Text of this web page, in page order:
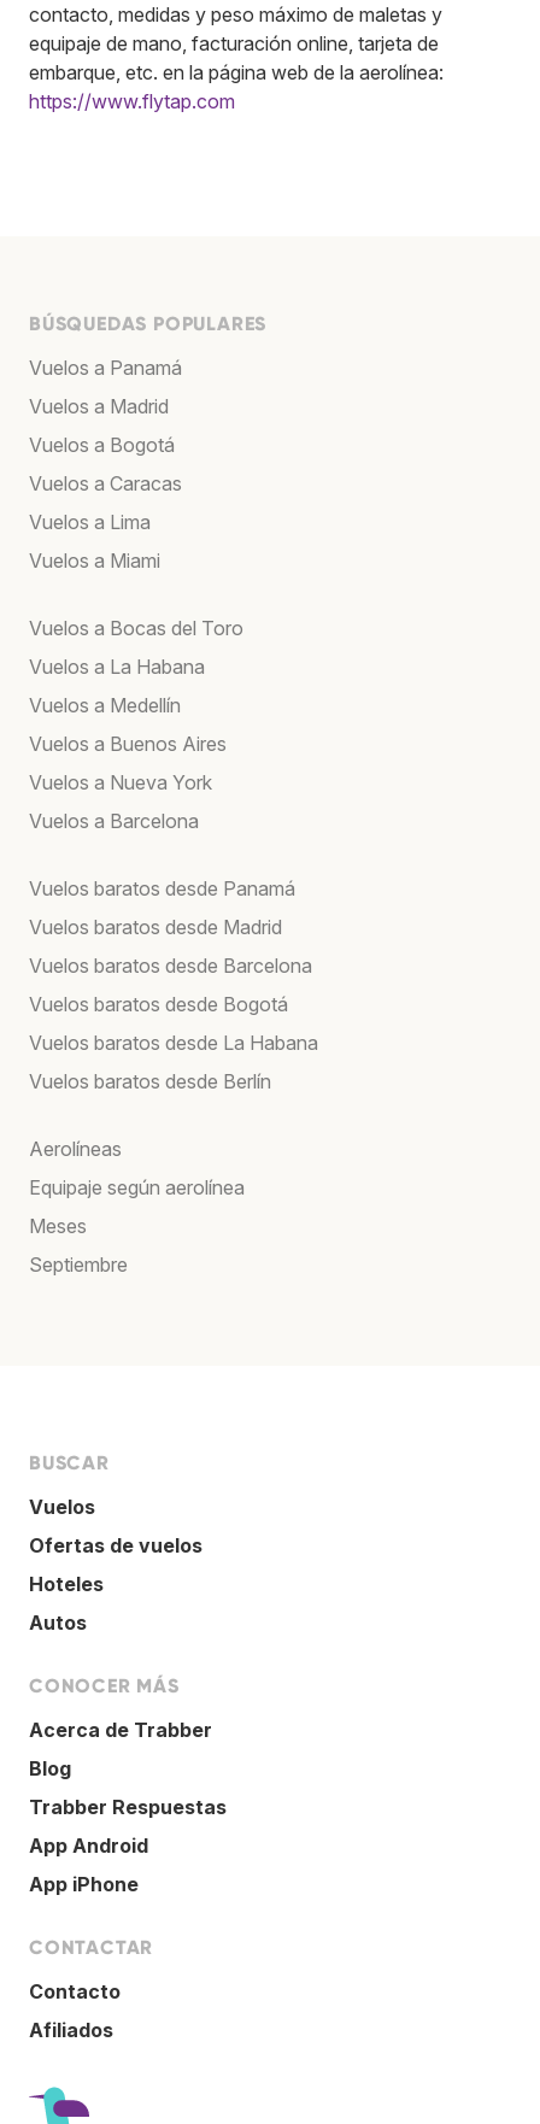
contacto, medidas y peso máximo de maletas y
equipaje de mano, facturación online, tarjeta de
embarque, etc. en la página web de la aerolínea:
https://www.flytap.com
BÚSQUEDAS POPULARES
Vuelos a Panamá
Vuelos a Madrid
Vuelos a Bogotá
Vuelos a Caracas
Vuelos a Lima
Vuelos a Miami
Vuelos a Bocas del Toro
Vuelos a La Habana
Vuelos a Medellín
Vuelos a Buenos Aires
Vuelos a Nueva York
Vuelos a Barcelona
Vuelos baratos desde Panamá
Vuelos baratos desde Madrid
Vuelos baratos desde Barcelona
Vuelos baratos desde Bogotá
Vuelos baratos desde La Habana
Vuelos baratos desde Berlín
Aerolíneas
Equipaje según aerolínea
Meses
Septiembre
BUSCAR
Vuelos
Ofertas de vuelos
Hoteles
Autos
CONOCER MÁS
Acerca de Trabber
Blog
Trabber Respuestas
App Android
App iPhone
CONTACTAR
Contacto
Afiliados